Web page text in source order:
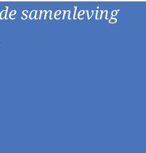
samenleving